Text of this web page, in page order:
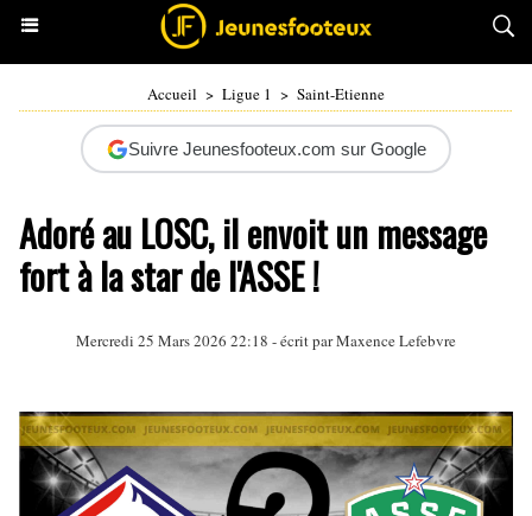
Accueil > Ligue 1 > Saint-Etienne
Suivre Jeunesfooteux.com sur Google
Adoré au LOSC, il envoit un message
fort à la star de l'ASSE !
Mercredi 25 Mars 2026 22:18 - écrit parMaxence Lefebvre